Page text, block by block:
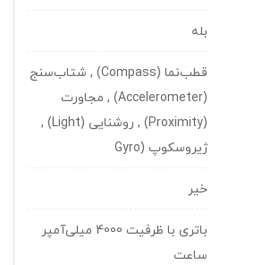
بله
قطب‌نما (Compass) , شتاب‌سنج
(Accelerometer) , مجاورت
(Proximity) , روشنایی (Light) ,
ژیروسکوپ (Gyro
خیر
باتری با ظرفیت 4000 میلی‌آمپر
ساعت